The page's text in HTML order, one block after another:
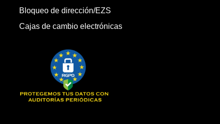
Bloqueo de dirección/EZS
Cajas de cambio electrónicas